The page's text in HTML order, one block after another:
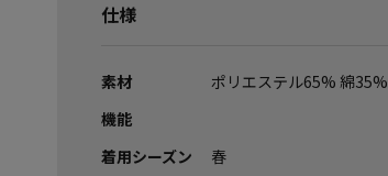
仕様
素材
ポリエステル65% 綿35%
機能
着用シーズン
春